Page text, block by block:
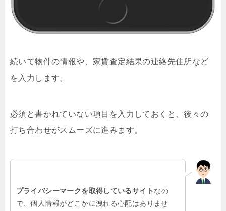
続いて物件の情報や、家賃査定結果の連絡先住所など
を入力します。
必須と書かれていない項目を入力しておくと、後々の
打ち合わせがスムーズに進みます。
プライバシーマークを取得しているサイト なの
で、個人情報がどこかに洩れる心配はありませ